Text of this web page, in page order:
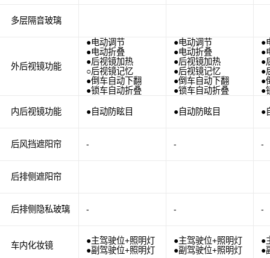
多层隔音玻璃
外后视镜功能
内后视镜功能
后风挡遮阳帘
后排侧遮阳帘
后排侧隐私玻璃
车内化妆镜
●电动调节
●电动折叠
●后视镜加热
○后视镜记忆
●倒车自动下翻
●锁车自动折叠
●电动调节
●电动折叠
●后视镜加热
●后视镜记忆
●倒车自动下翻
●锁车自动折叠
●
●
●
●
●
●
●自动防眩目 ●自动防眩目 ●
- - -
- - -
●主驾驶位+照明灯
●副驾驶位+照明灯
●主驾驶位+照明灯
●副驾驶位+照明灯
●
●